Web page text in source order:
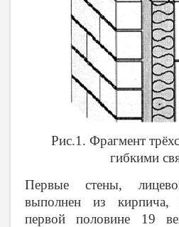
Рис.1. Фрагмент
гибкими
Первые стены,
выполнен из
первой половине 19